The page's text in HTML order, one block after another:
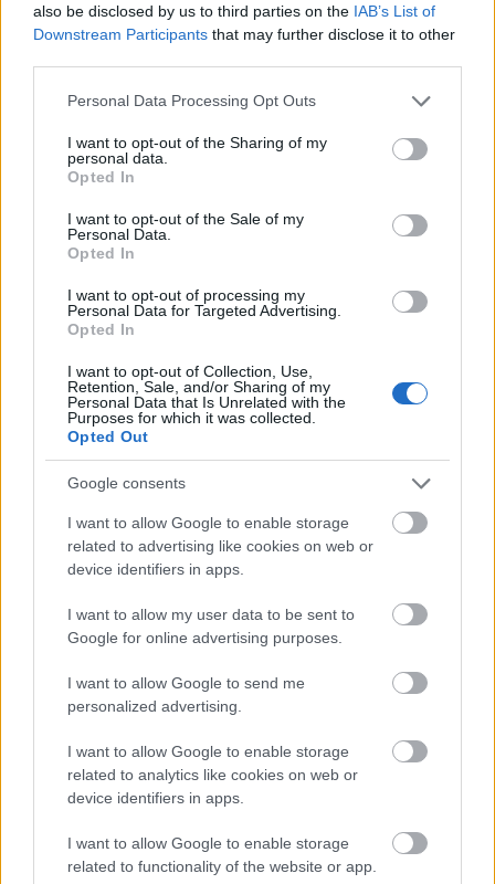
also be disclosed by us to third parties on the IAB’s List of
Downstream Participants that may further disclose it to other
Please note that this website/app uses one or more Google
not limited to your visit or usage behaviour. You may click to
grant or deny consent to Google and its third-party tags to
use your data for below specified purposes in below Google
consent section.
Personal Data Processing Opt Outs
I want to opt-out of the Sharing of my
personal data.
Opted In
I want to opt-out of the Sale of my
Personal Data.
Opted In
I want to opt-out of processing my
Personal Data for Targeted Advertising.
Opted In
I want to opt-out of Collection, Use,
Retention, Sale, and/or Sharing of my
Personal Data that Is Unrelated with the
Purposes for which it was collected.
Opted Out
Google consents
I want to allow Google to enable storage
related to advertising like cookies on web or
device identifiers in apps.
I want to allow my user data to be sent to
Google for online advertising purposes.
I want to allow Google to send me
personalized advertising.
I want to allow Google to enable storage
related to analytics like cookies on web or
device identifiers in apps.
I want to allow Google to enable storage
related to functionality of the website or app.
BEST OFINTERNET
της Πορτογαλίας
Το καλά κρυμμένο μυστικό της Κρήτης: Το φαράγγι
των Αγίων και η μαγευτική παραλία στο Λιβυκό